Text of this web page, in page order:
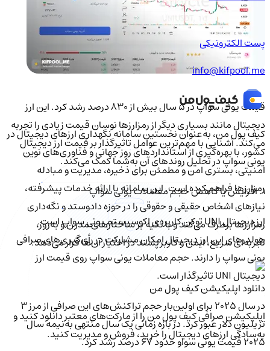
قیمت یونی سواپ در ۵ سال بیش از ۸۳۰ درصد رشد کرد. این ارز
دیجیتال مانند بسیاری دیگر از رمزارزها نوسان قیمت زیادی را تجربه
می‌کند. آشنایی با مهم‌ترین عوامل تاثیرگذار بر قیمت ارز دیجیتال
یونی سواپ در تحلیل روندهای آن به‌شما کمک می‌کند.
ارز دیجیتال UNI توکن کاربردی اکوسیستم یونی سواپ است.
هولدرهای این ارز دیجیتال امکان مشارکت در رأی‌گیری‌های صرافی
یونی سواپ را دارند. حجم معاملات یونی سواپ روی قیمت ارز
دیجیتال UNI تاثیرگذار است.
در سال ۲۰۲۵ برای اولین‌بار حجم تراکنش‌های این صرافی از مرز ۳
تریلیون دلار عبور کرد. در بازه زمانی یک سال منتهی به‌نیمه سال
۲۰۲۵ قیمت یونی سواو حدود ۶۷ درصد رشد کرد.
پست الکترونیکی
info@kifpool.me
کیف‌ پول من، به‌عنوان نخستین سامانه نگهداری ارزهای دیجیتال در
کشور، با بهره‌گیری از استانداردهای روز جهانی و فناوری‌های نوین
امنیتی، بستری امن و مطمئن برای ذخیره، مدیریت و مبادله
رمزارزها فراهم کرده است. این سامانه با ارائه خدمات پیشرفته،
نیازهای اشخاص حقیقی و حقوقی را در حوزه دادوستد و نگه‌داری
رمزارزها برطرف می‌کند و با تکیه بر ساختارهای مدرن و به‌روز،
تجربه‌ای سریع، ایمن و کاربرپسند در اختیار آن‌ها قرار می‌دهد.
دانلود اپلیکیشن کیف‌ پول من
اپلیکیشن صرافی کیف پول من را از مارکت‌های معتبر دانلود کنید و
به‌سادگی ارزهای دیجیتال را خرید، فروش و مدیریت کنید.